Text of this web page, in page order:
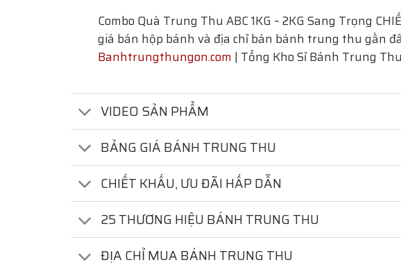
Combo Quà Trung Thu ABC 1KG – 2KG Sang Trọng
giá bán hộp bánh và địa chỉ bán bánh trung thu gần
Banhtrungthungon.com | Tổng Kho Sỉ Bánh Trung
VIDEO SẢN PHẨM
BẢNG GIÁ BÁNH TRUNG THU
CHIẾT KHẤU, ƯU ĐÃI HẤP DẪN
25 THƯƠNG HIỆU BÁNH TRUNG THU
ĐỊA CHỈ MUA BÁNH TRUNG THU